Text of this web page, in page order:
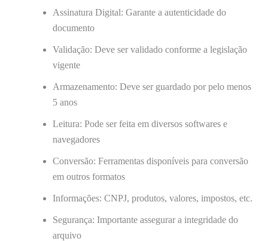
Assinatura Digital: Garante a autenticidade do
documento
Validação: Deve ser validado conforme a legislação
vigente
Armazenamento: Deve ser guardado por pelo menos
5 anos
Leitura: Pode ser feita em diversos softwares e
navegadores
Conversão: Ferramentas disponíveis para conversão
em outros formatos
Informações: CNPJ, produtos, valores, impostos, etc.
Segurança: Importante assegurar a integridade do
arquivo